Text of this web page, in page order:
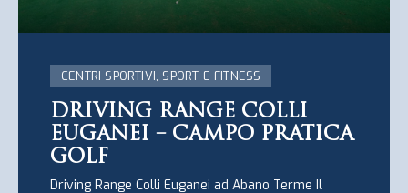
CENTRI SPORTIVI, SPORT E FITNESS
DRIVING RANGE COLLI
EUGANEI – CAMPO PRATICA
GOLF
Driving Range Colli Euganei ad Abano Terme Il